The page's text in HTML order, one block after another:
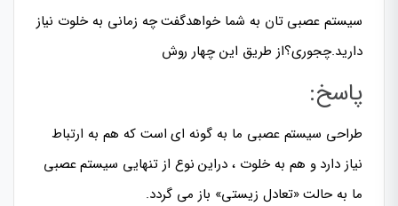
سیستم عصبی تان به شما خواهدگفت چه زمانی به خلوت نیاز
دارید.چجوری؟از طریق این چهار روش
پاسخ:
طراحی سیستم عصبی ما به گونه ای است که هم به ارتباط
نیاز دارد و هم به خلوت ، دراین نوع از تنهایی سیستم عصبی
ما به حالت «تعادل زیستی» باز می گردد.